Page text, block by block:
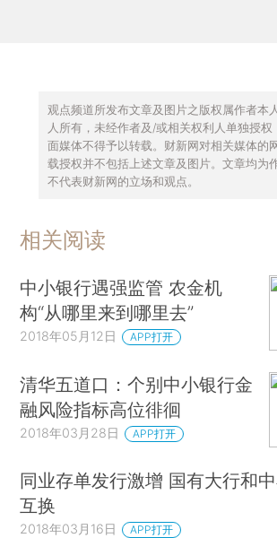
观点频道所发布文章及图片之版权属作者本
人所有，未经作者及/或相关权利人单独授权
面媒体不得予以转载。财新网对相关媒体的
载授权并不包括上述文章及图片。文章均为
不代表财新网的立场和观点。
相关阅读
中小银行遇强监管 农金机
构“从哪里来到哪里去”
2018年05月12日 APP打开
清华五道口：个别中小银行金
融风险指标高位徘徊
2018年03月28日 APP打开
同业存单发行激增 国有大行和
互换
2018年03月16日 APP打开